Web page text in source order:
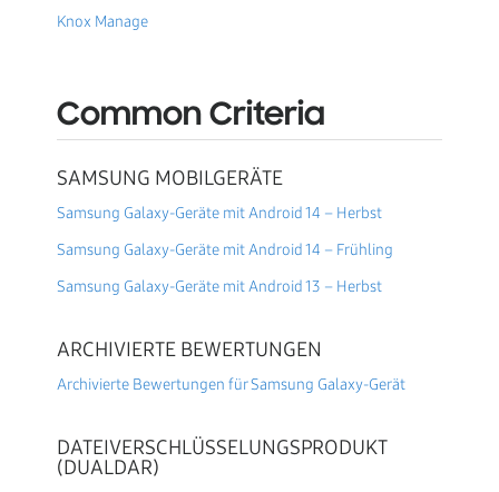
Knox Manage
Common Criteria
SAMSUNG MOBILGERÄTE
Samsung Galaxy-Geräte mit Android 14 – Herbst
Samsung Galaxy-Geräte mit Android 14 – Frühling
Samsung Galaxy-Geräte mit Android 13 – Herbst
ARCHIVIERTE BEWERTUNGEN
Archivierte Bewertungen für Samsung Galaxy-Gerät
DATEIVERSCHLÜSSELUNGSPRODUKT
(DUALDAR)